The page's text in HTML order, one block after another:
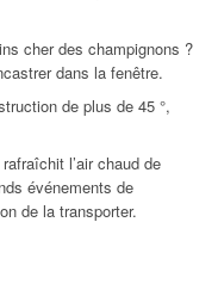
cher des champignons ?
dans la fenêtre.
de plus de 45 °,
l’air chaud de
événements de
de la transporter.